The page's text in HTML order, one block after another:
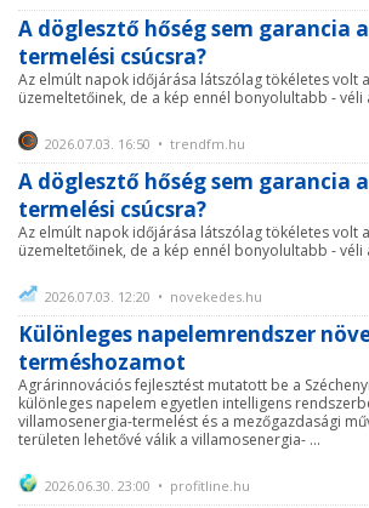
A döglesztő hőség sem garancia
termelési csúcsra?
Az elmúlt napok időjárása látszólag tökéletes volt
üzemeltetőinek, de a kép ennél bonyolultabb -
2026.07.03. 16:50 • trendfm.hu
A döglesztő hőség sem garancia
termelési csúcsra?
Az elmúlt napok időjárása látszólag tökéletes volt
üzemeltetőinek, de a kép ennél bonyolultabb -
2026.07.03. 12:20 • novekedes.hu
Különleges napelemrendszer
terméshozamot
Agrárinnovációs fejlesztést mutatott be a
különleges napelem egyetlen intelligens
villamosenergia-termelést és a mezőgazdasági
területen lehetővé válik a villamosenergia- ...
2026.06.30. 23:00 • profitline.hu